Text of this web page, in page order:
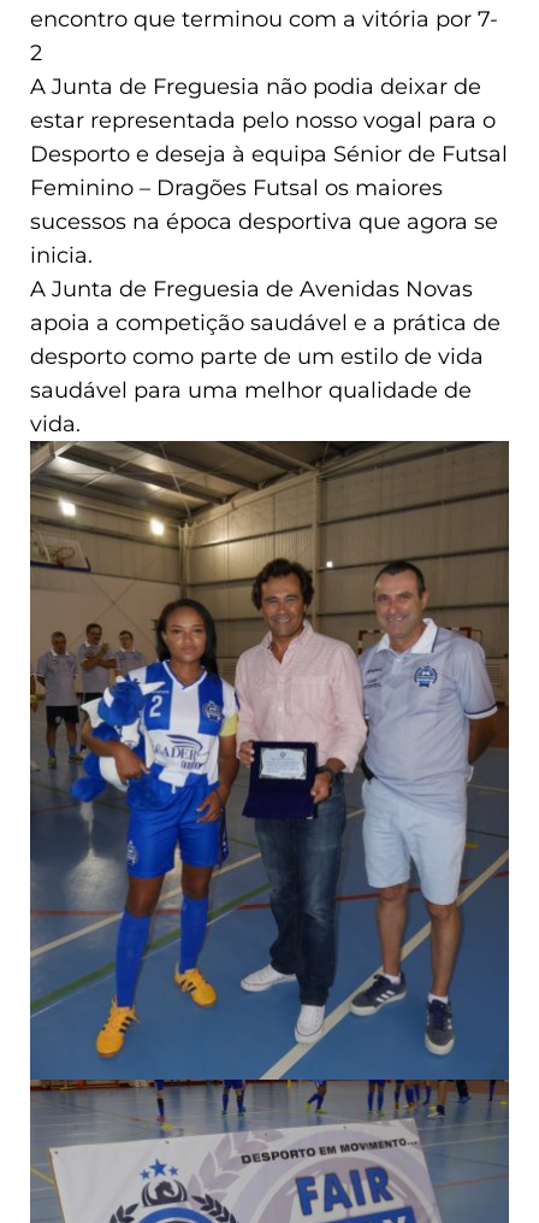
encontro que terminou com a vitória por 7-
2
A Junta de Freguesia não podia deixar de
estar representada pelo nosso vogal para o
Desporto e deseja à equipa Sénior de Futsal
Feminino – Dragões Futsal os maiores
sucessos na época desportiva que agora se
inicia.
A Junta de Freguesia de Avenidas Novas
apoia a competição saudável e a prática de
desporto como parte de um estilo de vida
saudável para uma melhor qualidade de
vida.